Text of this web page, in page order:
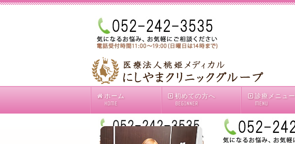
ホーム
HOME
初めての方へ
BEGINNER
診療メニュー
MENU